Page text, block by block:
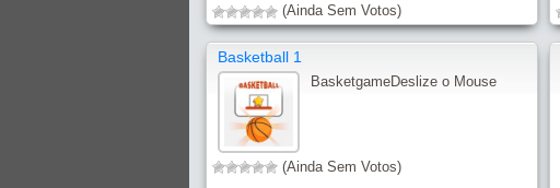
(Ainda Sem Votos)
Basketball 1
BasketgameDeslize o Mouse
(Ainda Sem Votos)